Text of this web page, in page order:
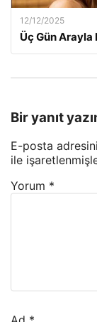
12/12/2025
Üç Gün Arayla
Bir yanıt
E-posta
ile
Yorum *